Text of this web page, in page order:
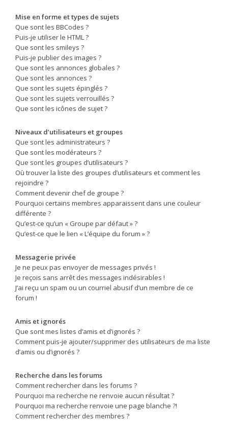
Mise en forme et types de sujets
Que sont les BBCodes ?
Puis-je utiliser le HTML ?
Que sont les smileys ?
Puis-je publier des images ?
Que sont les annonces globales ?
Que sont les annonces ?
Que sont les sujets épinglés ?
Que sont les sujets verrouillés ?
Que sont les icônes de sujet ?
Niveaux d’utilisateurs et groupes
Que sont les administrateurs ?
Que sont les modérateurs ?
Que sont les groupes d’utilisateurs ?
Où trouver la liste des groupes d’utilisateurs et comment les
rejoindre ?
Comment devenir chef de groupe ?
Pourquoi certains membres apparaissent dans une couleur
différente ?
Qu’est-ce qu’un « Groupe par défaut » ?
Qu’est-ce que le lien « L’équipe du forum » ?
Messagerie privée
Je ne peux pas envoyer de messages privés !
Je reçois sans arrêt des messages indésirables !
J’ai reçu un spam ou un courriel abusif d’un membre de ce
forum !
Amis et ignorés
Que sont mes listes d’amis et d’ignorés ?
Comment puis-je ajouter/supprimer des utilisateurs de ma liste
d’amis ou d’ignorés ?
Recherche dans les forums
Comment rechercher dans les forums ?
Pourquoi ma recherche ne renvoie aucun résultat ?
Pourquoi ma recherche renvoie une page blanche ?!
Comment rechercher des membres ?